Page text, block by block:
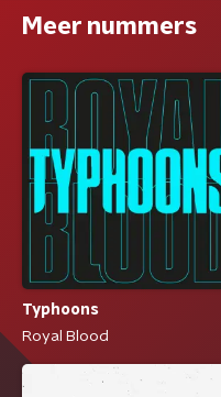
Meer nummers
Typhoons
Royal Blood